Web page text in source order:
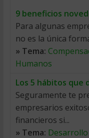
9 beneficios
Para algunas
no es la única
» Tema:
Humanos
Los 5 hábitos que
Seguramente te
empresarios
financieros si...
» Tema: